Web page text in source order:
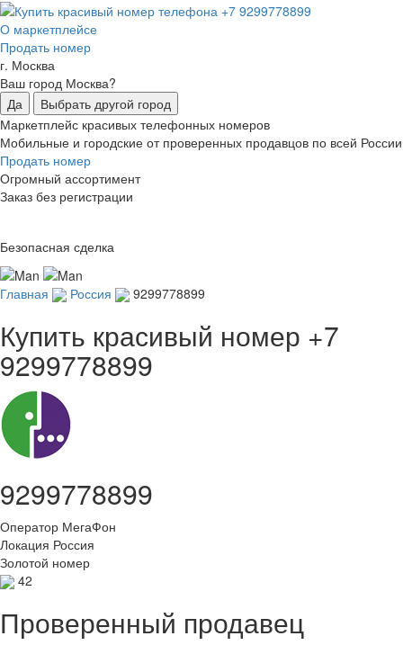
О маркетплейсе
Продать номер
г. Москва
Ваш город Москва?
Да
Выбрать другой город
Маркетплейс красивых телефонных номеров
Мобильные и городские от проверенных продавцов по всей России
Продать номер
Огромный ассортимент
Заказ без регистрации
Безопасная сделка
Главная Россия 9299778899
Купить красивый номер +7
9299778899
9299778899
Оператор МегаФон
Локация Россия
Золотой номер
42
Проверенный продавец